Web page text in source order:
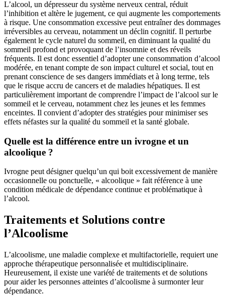
L’alcool, un dépresseur du système nerveux central, réduit
l’inhibition et altère le jugement, ce qui augmente les comportements
à risque. Une consommation excessive peut entraîner des dommages
irréversibles au cerveau, notamment un déclin cognitif. Il perturbe
également le cycle naturel du sommeil, en diminuant la qualité du
sommeil profond et provoquant de l’insomnie et des réveils
fréquents. Il est donc essentiel d’adopter une consommation d’alcool
modérée, en tenant compte de son impact culturel et social, tout en
prenant conscience de ses dangers immédiats et à long terme, tels
que le risque accru de cancers et de maladies hépatiques. Il est
particulièrement important de comprendre l’impact de l’alcool sur le
sommeil et le cerveau, notamment chez les jeunes et les femmes
enceintes. Il convient d’adopter des stratégies pour minimiser ses
effets néfastes sur la qualité du sommeil et la santé globale.
Quelle est la différence entre un ivrogne et un
alcoolique ?
Ivrogne peut désigner quelqu’un qui boit excessivement de manière
occasionnelle ou ponctuelle, « alcoolique » fait référence à une
condition médicale de dépendance continue et problématique à
l’alcool.
Traitements et Solutions contre
l’Alcoolisme
L’alcoolisme, une maladie complexe et multifactorielle, requiert une
approche thérapeutique personnalisée et multidisciplinaire.
Heureusement, il existe une variété de traitements et de solutions
pour aider les personnes atteintes d’alcoolisme à surmonter leur
dépendance.